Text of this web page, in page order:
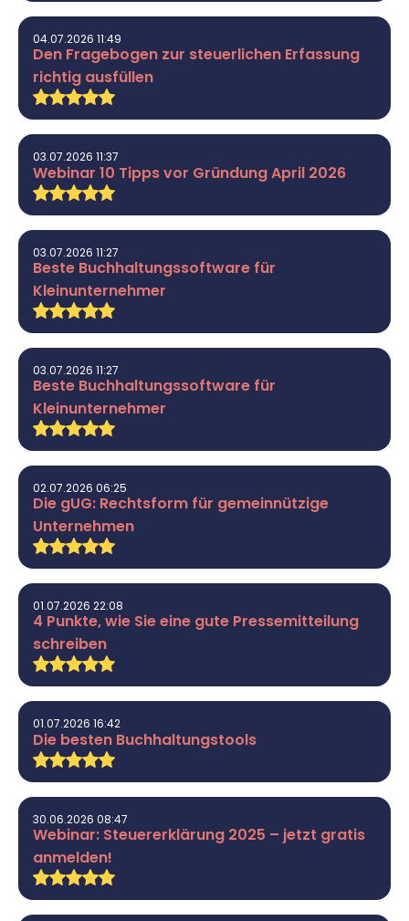
04.07.2026 11:49
Den Fragebogen zur steuerlichen Erfassung
richtig ausfüllen
03.07.2026 11:37
Webinar 10 Tipps vor Gründung April 2026
03.07.2026 11:27
Beste Buchhaltungssoftware für
Kleinunternehmer
03.07.2026 11:27
Beste Buchhaltungssoftware für
Kleinunternehmer
02.07.2026 06:25
Die gUG: Rechtsform für gemeinnützige
Unternehmen
01.07.2026 22:08
4 Punkte, wie Sie eine gute Pressemitteilung
schreiben
01.07.2026 16:42
Die besten Buchhaltungstools
30.06.2026 08:47
Webinar: Steuererklärung 2025 – jetzt gratis
anmelden!